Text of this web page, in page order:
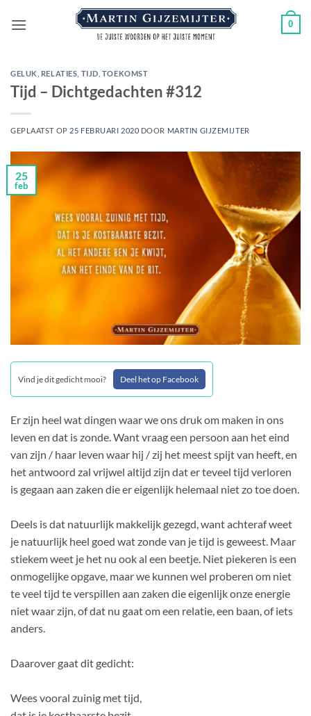
naar
0
GELUK RELATIES TIJD TOEKOMST
Tijd – Dichtgedachten #312
GEPLAATST OP 25 FEBRUARI 2020 DOOR MARTIN GIJZEMIJTER
25
feb
Vind je dit gedicht mooi? Deel het op Facebook
Er zijn heel wat dingen waar we ons druk om maken in ons
leven en dat is zonde. Want vraag een persoon aan het eind
van zijn / haar leven waar hij / zij het meest spijt van heeft, en
het antwoord zal vrijwel altijd zijn dat er teveel tijd verloren
is gegaan aan zaken die er eigenlijk helemaal niet zo toe doen.
Deels is dat natuurlijk makkelijk gezegd, want achteraf weet
je natuurlijk heel goed wat zonde van je tijd is geweest. Maar
stiekem weet je het nu ook al een beetje. Niet piekeren is een
onmogelijke opgave, maar we kunnen wel proberen om niet
te veel tijd te verspillen aan zaken die eigenlijk onze energie
niet waar zijn, of dat nu gaat om een relatie, een baan, of iets
anders.
Daarover gaat dit gedicht:
Wees vooral zuinig met tijd,